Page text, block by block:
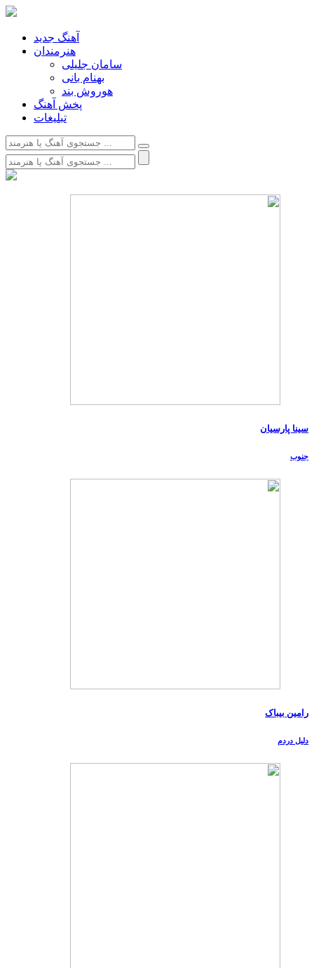
آهنگ جدید
هنرمندان
سامان جلیلی
بهنام بانی
هوروش بند
پخش آهنگ
تبلیغات
سینا پارسیان
جنوب
رامین بیباک
دلیل دردم